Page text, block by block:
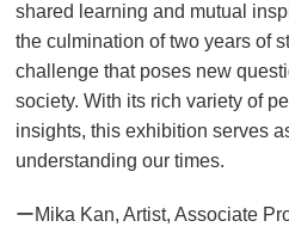
shared learning and mutual
the culmination of two years of
challenge that poses new
society. With its rich variety of
insights, this exhibition serves
understanding our times.
ーMika Kan, Artist, Associate